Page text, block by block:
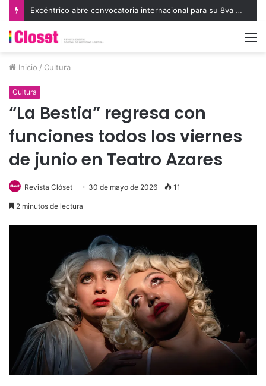
Excéntrico abre convocatoria internacional para su 8va edición e invita a exhibir nuevas miradas
Inicio / Cultura
Cultura
“La Bestia” regresa con
funciones todos los viernes
de junio en Teatro Azares
Revista Clóset 30 de mayo de 2026 11
2 minutos de lectura